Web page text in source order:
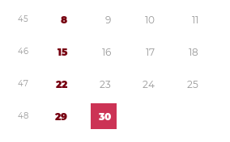
45 8 9 10 11
46 15 16 17 18
47 22 23 24 25
48 29 30